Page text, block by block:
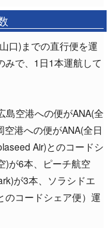
口)までの直行便を運
みで、1日1本運航して
島空港への便がANA(全
港への便がANA(全日
Air)とのコードシ
)が6本、ピーチ航空
が3本、ソラシドエ
のコードシェア便）運